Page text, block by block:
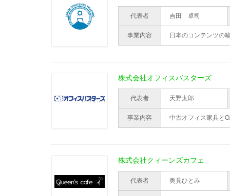
代表者 吉田 卓司
事業内容 日本のコンテンツの
株式会社オフィスバスターズ
代表者 天野太郎
事業内容 中古オフィス家具と
株式会社クィーンズカフェ
代表者 奥見ひとみ